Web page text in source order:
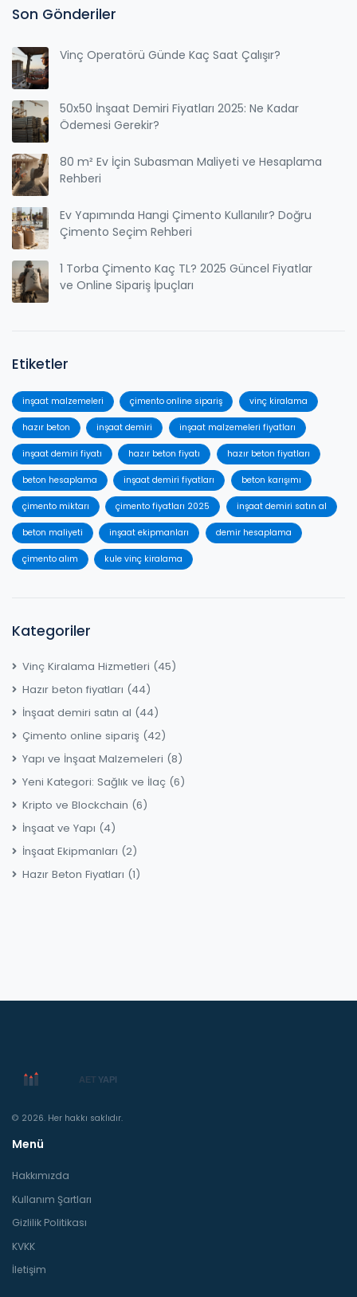
Son Gönderiler
Vinç Operatörü Günde Kaç Saat Çalışır?
50x50 İnşaat Demiri Fiyatları 2025: Ne Kadar
Ödemesi Gerekir?
80 m² Ev İçin Subasman Maliyeti ve Hesaplama
Rehberi
Ev Yapımında Hangi Çimento Kullanılır? Doğru
Çimento Seçim Rehberi
1 Torba Çimento Kaç TL? 2025 Güncel Fiyatlar
ve Online Sipariş İpuçları
Etiketler
inşaat malzemeleri çimento online sipariş vinç kiralama
hazır beton inşaat demiri inşaat malzemeleri fiyatları
inşaat demiri fiyatı hazır beton fiyatı hazır beton fiyatları
beton hesaplama inşaat demiri fiyatları beton karışımı
çimento miktarı çimento fiyatları 2025 inşaat demiri satın al
beton maliyeti inşaat ekipmanları demir hesaplama
çimento alım kule vinç kiralama
Kategoriler
Vinç Kiralama Hizmetleri (45)
Hazır beton fiyatları (44)
İnşaat demiri satın al (44)
Çimento online sipariş (42)
Yapı ve İnşaat Malzemeleri (8)
Yeni Kategori: Sağlık ve İlaç (6)
Kripto ve Blockchain (6)
İnşaat ve Yapı (4)
İnşaat Ekipmanları (2)
Hazır Beton Fiyatları (1)
© 2026. Her hakkı saklıdır.
Menü
Hakkımızda
Kullanım Şartları
Gizlilik Politikası
KVKK
İletişim